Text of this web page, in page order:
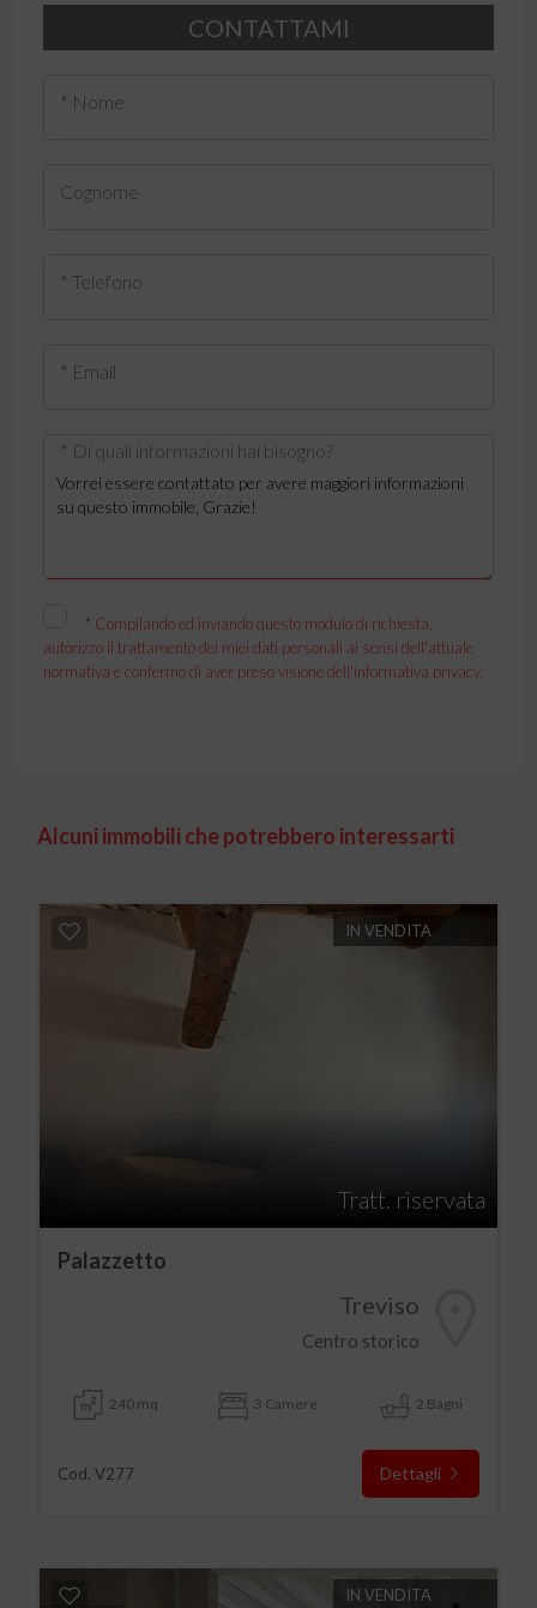
CONTATTAMI
* Nome
Cognome
* Telefono
* Email
* Di quali informazioni hai bisogno?
* Compilando ed inviando questo modulo di richiesta,
autorizzo il trattamento dei miei dati personali ai sensi dell'attuale
normativa e confermo di aver preso visione dell'informativa privacy.
Alcuni immobili che potrebbero interessarti
IN VENDITA
Tratt. riservata
Palazzetto
Treviso
Centro storico
240 mq 3 Camere 2 Bagni
Cod. V277 Dettagli
IN VENDITA